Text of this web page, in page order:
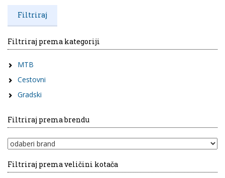
Filtriraj prema kategoriji
MTB
Cestovni
Gradski
Filtriraj prema brendu
Filtriraj prema veličini kotača